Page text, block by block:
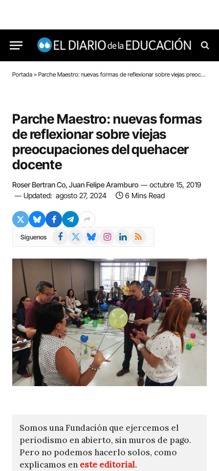
Portada » Parche Maestro: nuevas formas de reflexionar sobre viejas preocupaciones del quehacer docente
Parche Maestro: nuevas formas
de reflexionar sobre viejas
preocupaciones del quehacer
docente
Roser Bertran Co, Juan Felipe Aramburo
octubre 15, 2019
Updated: agosto 27, 2024 6 Mins Read
Síguenos Facebook BlueskyInstagramLinkedIn
RSS
Somos una Fundación que ejercemos el
periodismo en abierto, sin muros de pago.
Pero no podemos hacerlo solos, como
explicamos en este editorial.